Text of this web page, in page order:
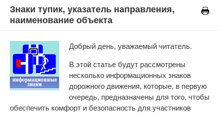
Знаки тупик, указатель направления,
наименование объекта
Добрый день, уважаемый читатель.
В этой статье будут рассмотрены
несколько информационных знаков
дорожного движения, которые, в первую
очередь, предназначены для того, чтобы
обеспечить комфорт и безопасность для участников